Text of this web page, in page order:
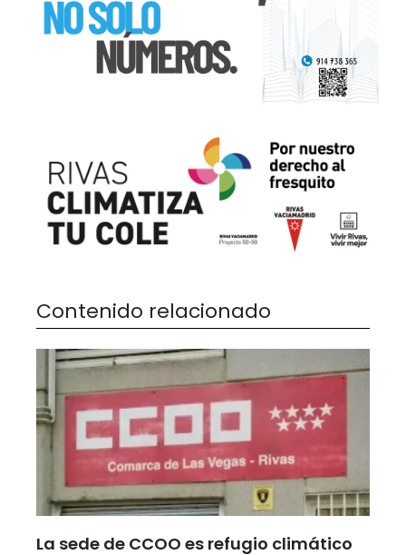
Contenido relacionado
La sede de CCOO es refugio climático